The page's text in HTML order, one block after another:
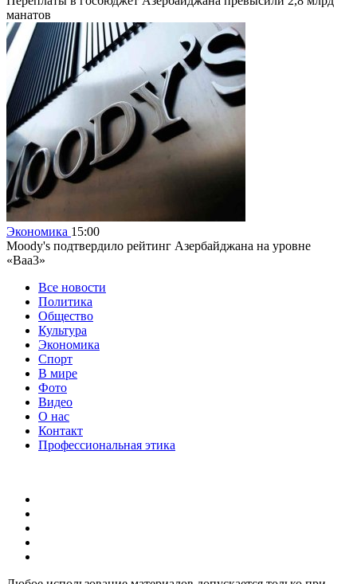
манатов
Экономика 15:00
Moody's подтвердило рейтинг Азербайджана на уровне
«Baa3»
Все новости
Политика
Общество
Культура
Экономика
Спорт
В мире
Фото
Видео
О нас
Контакт
Профессиональная этика